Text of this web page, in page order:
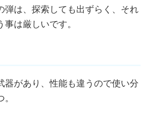
弾は、探索しても出ずらく、それ
は厳しいです。
器があり、性能も違うので使い分